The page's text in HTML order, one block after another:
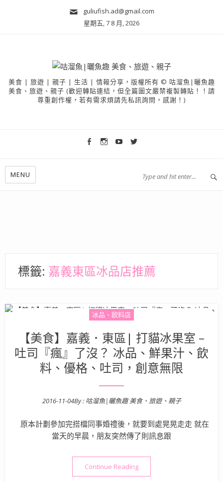
guliufish.ad@gmail.com
星期五, 7 8 月, 2026
美食 | 旅遊 | 親子 | 生活 | 情報分享，版權所有 © 咕溜魚|曬魚趣
美食、旅遊、親子 (歡迎轉貼連結，但全篇圖文嚴禁複製轉貼！！請
尊重創作權，若有需求煩請先私訊詢問，感謝！)
MENU
標籤: 嘉義東區冰品店推薦
冰品、飲料店
【美食】嘉義．東區| 打貓冰果室 –
吐司『瘋』了沒？ 冰品、鮮果汁、飲
料、優格、吐司，創意無限
Posted on
2016-11-04By : 咕溜魚|曬魚趣 美食、旅遊、親子
原本計劃參加完搭檔同事婚禮後，就要到處晃晃走走 就在
當天的早晨，朋友突然傳了則訊息跟
Continue Reading“【美食】嘉義．東區| 打貓